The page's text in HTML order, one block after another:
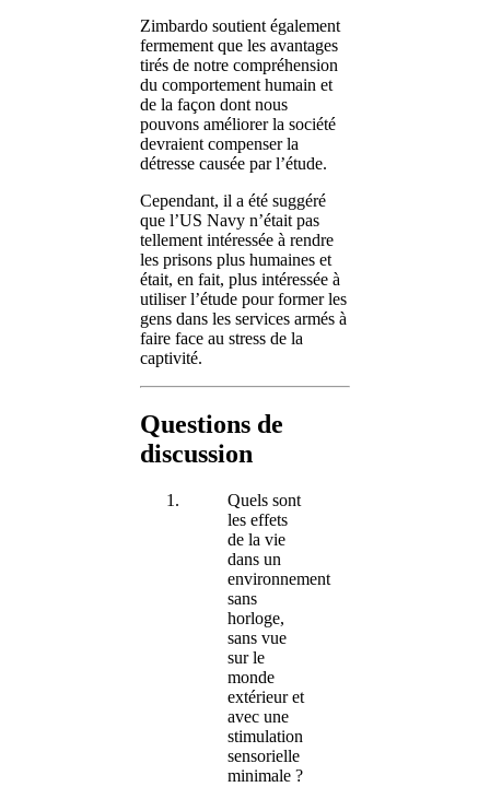
Zimbardo soutient également
fermement que les avantages
tirés de notre compréhension
du comportement humain et
de la façon dont nous
pouvons améliorer la société
devraient compenser la
détresse causée par l’étude.
Cependant, il a été suggéré
que l’US Navy n’était pas
tellement intéressée à rendre
les prisons plus humaines et
était, en fait, plus intéressée à
utiliser l’étude pour former les
gens dans les services armés à
faire face au stress de la
captivité.
Questions de
discussion
Quels sont
les effets
de la vie
dans un
environnement
sans
horloge,
sans vue
sur le
monde
extérieur et
avec une
stimulation
sensorielle
minimale ?